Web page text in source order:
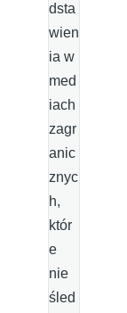
dsta
wien
ia w
med
iach
zagr
anic
znyc
h,
któr
e
nie
śled